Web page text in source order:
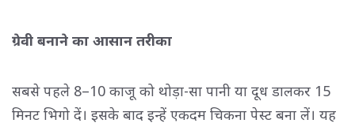
ग्रेवी बनाने का आसान तरीका
सबसे पहले 8–10 काजू को थोड़ा-सा पानी या दूध डालकर 15
मिनट भिगो दें। इसके बाद इन्हें एकदम चिकना पेस्ट बना लें। यह